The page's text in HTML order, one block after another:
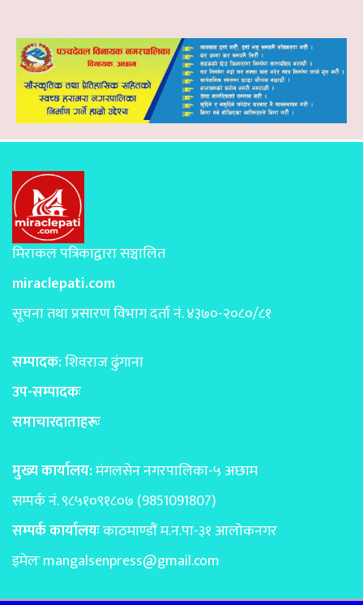
मिराकल पत्रिकाद्वारा सञ्चालित
miraclepati.com
सूचना तथा प्रसारण विभाग दर्ता नं. ४३७०-२०८०/८१
सम्पादक:शिवराज ढुंगाना
उप-सम्पादकः
समाचारदाताहरूः
मुख्य कार्यालय:मंगलसेन नगरपालिका-५ अछाम
सम्पर्क नं. ९८५१०९१८०७ (9851091807)
सम्पर्क कार्यालयःकाठमाण्डाैं म.न.पा-३१ आलोकनगर
इमेलःmangalsenpress@gmail.com